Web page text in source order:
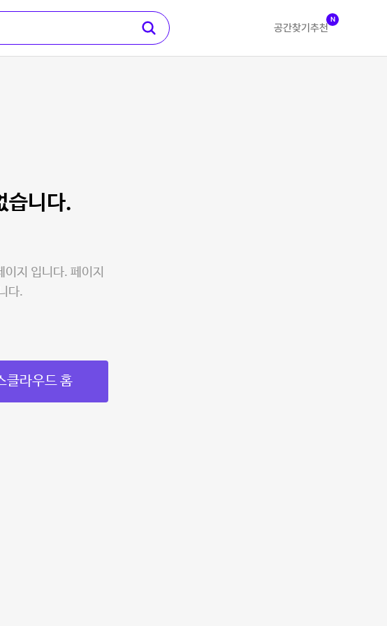
공간찾기 추천
N
습니다.
지 입니다. 페이지
다.
클라우드 홈